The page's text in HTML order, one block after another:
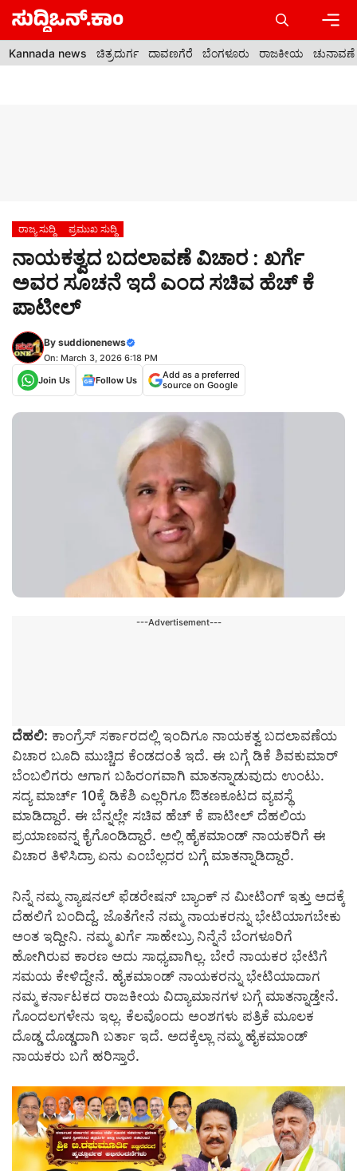
Skip
content
Kannada news ಚಿತ್ರದುರ್ಗ ದಾವಣಗೆರೆ ಬೆಂಗಳೂರು ರಾಜಕೀಯ ಚುನಾವಣೆ
ರಾಜ್ಯ ಸುದ್ದಿ ಪ್ರಮುಖ ಸುದ್ದಿ
ನಾಯಕತ್ವದ ಬದಲಾವಣೆ ವಿಚಾರ : ಖರ್ಗೆ
ಅವರ ಸೂಚನೆ ಇದೆ ಎಂದ ಸಚಿವ ಹೆಚ್ ಕೆ
ಪಾಟೀಲ್
By suddionenews
On: March 3, 2026 6:18 PM
Join Us
Follow Us
Add as a preferred
source on Google
---Advertisement---
ದೆಹಲಿ: ಕಾಂಗ್ರೆಸ್ ಸರ್ಕಾರದಲ್ಲಿ ಇಂದಿಗೂ ನಾಯಕತ್ವ ಬದಲಾವಣೆಯ
ವಿಚಾರ ಬೂದಿ ಮುಚ್ಚಿದ ಕೆಂಡದಂತೆ ಇದೆ. ಈ ಬಗ್ಗೆ ಡಿಕೆ ಶಿವಕುಮಾರ್
ಬೆಂಬಲಿಗರು ಆಗಾಗ ಬಹಿರಂಗವಾಗಿ ಮಾತನ್ನಾಡುವುದು ಉಂಟು.
ಸದ್ಯ ಮಾರ್ಚ್ 10ಕ್ಕೆ ಡಿಕೆಶಿ ಎಲ್ಲರಿಗೂ ಔತಣಕೂಟದ ವ್ಯವಸ್ಥೆ
ಮಾಡಿದ್ದಾರೆ. ಈ ಬೆನ್ನಲ್ಲೇ ಸಚಿವ ಹೆಚ್ ಕೆ ಪಾಟೀಲ್ ದೆಹಲಿಯ
ಪ್ರಯಾಣವನ್ನ ಕೈಗೊಂಡಿದ್ದಾರೆ. ಅಲ್ಲಿ ಹೈಕಮಾಂಡ್ ನಾಯಕರಿಗೆ ಈ
ವಿಚಾರ ತಿಳಿಸಿದ್ರಾ ಏನು ಎಂಬೆಲ್ಲದರ ಬಗ್ಗೆ ಮಾತನ್ನಾಡಿದ್ದಾರೆ.
ನಿನ್ನೆ ನಮ್ಮ ನ್ಯಾಷನಲ್ ಫೆಡರೇಷನ್ ಬ್ಯಾಂಕ್ ನ ಮೀಟಿಂಗ್ ಇತ್ತು ಅದಕ್ಕೆ
ದೆಹಲಿಗೆ ಬಂದಿದ್ದೆ. ಜೊತೆಗೇನೆ ನಮ್ಮ ನಾಯಕರನ್ನು ಭೇಟಿಯಾಗಬೇಕು
ಅಂತ ಇದ್ದೀನಿ. ನಮ್ಮ ಖರ್ಗೆ ಸಾಹೇಬ್ರು ನಿನ್ನೆನೆ ಬೆಂಗಳೂರಿಗೆ
ಹೋಗಿರುವ ಕಾರಣ ಅದು ಸಾಧ್ಯವಾಗಿಲ್ಲ‌. ಬೇರೆ ನಾಯಕರ ಭೇಟಿಗೆ
ಸಮಯ ಕೇಳಿದ್ದೇನೆ. ಹೈಕಮಾಂಡ್ ನಾಯಕರನ್ನು ಭೇಟಿಯಾದಾಗ
ನಮ್ಮ ಕರ್ನಾಟಕದ ರಾಜಕೀಯ ವಿದ್ಯಾಮಾನಗಳ ಬಗ್ಗೆ ಮಾತನ್ನಾಡ್ತೇನೆ.‌
ಗೊಂದಲಗಳೇನು ಇಲ್ಲ. ಕೆಲವೊಂದು ಅಂಶಗಳು ಪತ್ರಿಕೆ ಮೂಲಕ
ದೊಡ್ಡ ದೊಡ್ಡದಾಗಿ ಬರ್ತಾ ಇದೆ. ಅದಕ್ಕೆಲ್ಲಾ ನಮ್ಮ ಹೈಕಮಾಂಡ್
ನಾಯಕರು ಬಗೆ ಹರಿಸ್ತಾರೆ.